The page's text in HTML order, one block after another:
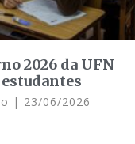
2026 da UFN
23/06/2026